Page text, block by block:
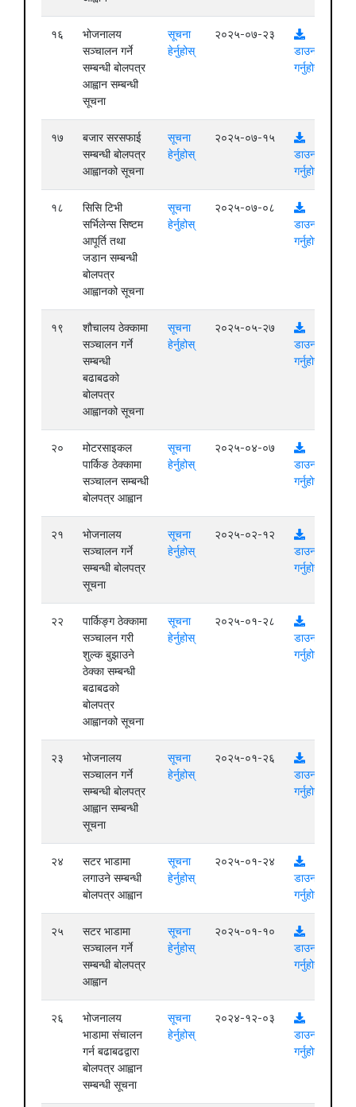
१६
भोजनालय
सञ्चालन गर्ने
सम्बन्धी बोलपत्र
आह्वान सम्बन्धी
सूचना
सूचना
हेर्नुहोस्
२०२५-०७-२३
डाउनलोड
गर्नुहोस्
१७
बजार सरसफाई
सम्बन्धी बोलपत्र
आह्वानको सूचना
सूचना
हेर्नुहोस्
२०२५-०७-१५
डाउनलोड
गर्नुहोस्
१८
सिसि टिभी
सर्भिलेन्स सिष्टम
आपूर्ति तथा
जडान सम्बन्धी
बोलपत्र
आह्वानको सूचना
सूचना
हेर्नुहोस्
२०२५-०७-०८
डाउनलोड
गर्नुहोस्
१९
शौचालय ठेक्कामा
सञ्चालन गर्ने
सम्बन्धी
बढाबढको
बोलपत्र
आह्वानको सूचना
सूचना
हेर्नुहोस्
२०२५-०५-२७
डाउनलोड
गर्नुहोस्
२०
मोटरसाइकल
पार्किङ ठेक्कामा
सञ्चालन सम्बन्धी
बोलपत्र आह्वान
सूचना
हेर्नुहोस्
२०२५-०४-०७
डाउनलोड
गर्नुहोस्
२१
भोजनालय
सञ्चालन गर्ने
सम्बन्धी बोलपत्र
सूचना
सूचना
हेर्नुहोस्
२०२५-०२-१२
डाउनलोड
गर्नुहोस्
२२
पार्किङ्ग ठेक्कामा
सञ्चालन गरी
शुल्क बुझाउने
ठेक्का सम्बन्धी
बढाबढको
बोलपत्र
आह्वानको सूचना
सूचना
हेर्नुहोस्
२०२५-०१-२८
डाउनलोड
गर्नुहोस्
२३
भोजनालय
सञ्चालन गर्ने
सम्बन्धी बोलपत्र
आह्वान सम्बन्धी
सूचना
सूचना
हेर्नुहोस्
२०२५-०१-२६
डाउनलोड
गर्नुहोस्
२४
सटर भाडामा
लगाउने सम्बन्धी
बोलपत्र आह्वान
सूचना
हेर्नुहोस्
२०२५-०१-२४
डाउनलोड
गर्नुहोस्
२५
सटर भाडामा
सञ्चालन गर्ने
सम्बन्धी बोलपत्र
आह्वान
सूचना
हेर्नुहोस्
२०२५-०१-१०
डाउनलोड
गर्नुहोस्
२६
भोजनालय
भाडामा संचालन
गर्न बढाबढद्वारा
बोलपत्र आह्वान
सम्बन्धी सूचना
सूचना
हेर्नुहोस्
२०२४-१२-०३
डाउनलोड
गर्नुहोस्